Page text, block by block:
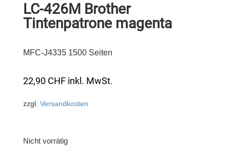
LC-426M Brother
Tintenpatrone magenta
MFC-J4335 1500 Seiten
22,90 CHF inkl. MwSt.
zzgl. Versandkosten
Nicht vorrätig